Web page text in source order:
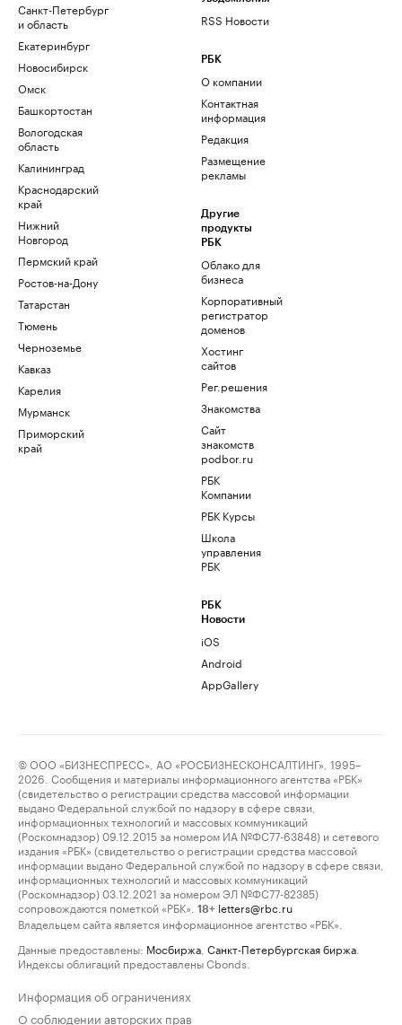
Санкт-Петербург
и область
Екатеринбург
Новосибирск
Омск
Башкортостан
Вологодская
область
Калининград
Краснодарский
край
Нижний
Новгород
Пермский край
Ростов-на-Дону
Татарстан
Тюмень
Черноземье
Кавказ
Карелия
Мурманск
Приморский
край
RSS Новости
РБК
О компании
Контактная
информация
Редакция
Размещение
рекламы
Другие
продукты
РБК
Облако для
бизнеса
Корпоративный
регистратор
доменов
Хостинг
сайтов
Рег.решения
Знакомства
Сайт
знакомств
podbor.ru
РБК
Компании
РБК Курсы
Школа
управления
РБК
РБК
Новости
iOS
Android
AppGallery
© ООО «БИЗНЕСПРЕСС», АО «РОСБИЗНЕСКОНСАЛТИНГ», 1995–
2026. Сообщения и материалы информационного агентства «РБК»
(свидетельство о регистрации средства массовой информации
выдано Федеральной службой по надзору в сфере связи,
информационных технологий и массовых коммуникаций
(Роскомнадзор) 09.12.2015 за номером ИА №ФС77-63848) и сетевого
издания «РБК» (свидетельство о регистрации средства массовой
информации выдано Федеральной службой по надзору в сфере связи,
информационных технологий и массовых коммуникаций
(Роскомнадзор) 03.12.2021 за номером ЭЛ №ФС77-82385)
сопровождаются пометкой «РБК».
18+ letters@rbc.ru
Владельцем сайта является информационное агентство «РБК».
Данные предоставлены: Мосбиржа Санкт-Петербургская биржа
Индексы облигаций предоставлены Cbonds.
Информация об ограничениях
О соблюдении авторских прав